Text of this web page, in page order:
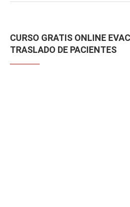
CURSO GRATIS ONLINE
TRASLADO DE PACIENTES